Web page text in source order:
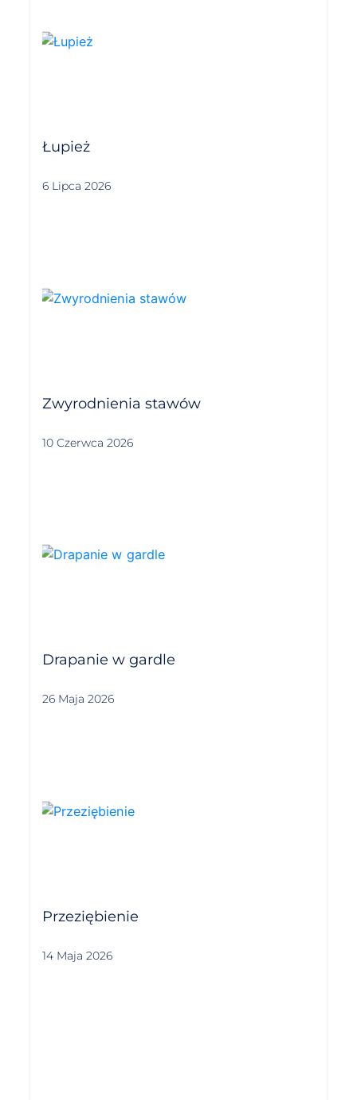
Łupież
6 Lipca 2026
Zwyrodnienia stawów
10 Czerwca 2026
Drapanie w gardle
26 Maja 2026
Przeziębienie
14 Maja 2026